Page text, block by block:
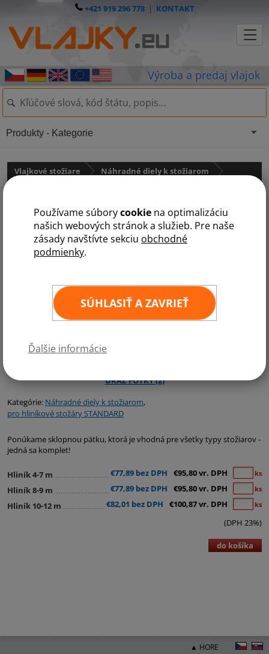
Používame súborycookie na optimalizáciu
našich webových stránok a služieb. Pre naše
zásady navštívte sekciu obchodné
podmienky.
SÚHLASIŤ A ZAVRIEŤ
Ďalšie informácie
+421 919 296 778| KONTAKT
Vlajkové stožiare
Náhradné diely k stožiarom
Sklopná pätka komplet
Kategórie: Náhradné diely k stožiarom,
pro hliníkové stožáry STANDARD
Ponúkame sklopnou pätku, ktorá je vhodná pre všetky typy stožiarov -
jedná sa komplet!
Hliník 4-7 m €77,89 bez DPH €95,80 vr. DPH ks
Hliník 8-9 m €77,89 bez DPH €95,80 vr. DPH ks
Hliník 10-12 m €82,01 bez DPH €100,87 vr. DPH ks
(DPH 23%)
do košíka
Produkty - Kategorie
▲ HORE